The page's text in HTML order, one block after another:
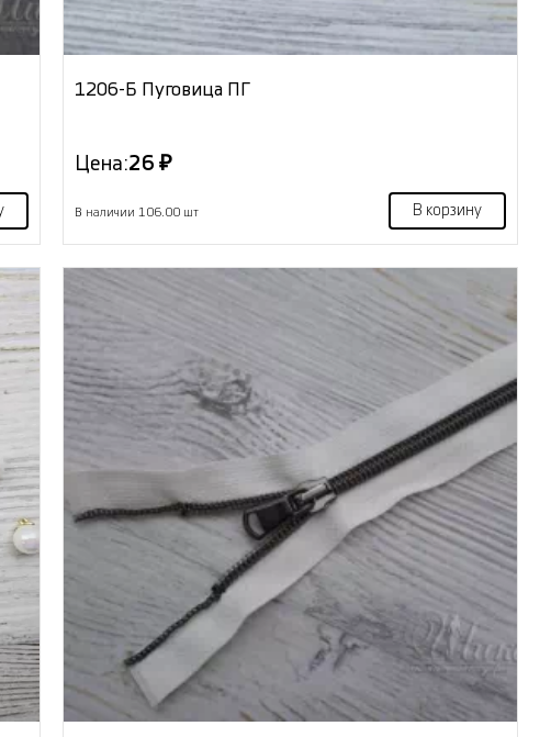
1206-Б Пуговица ПГ
Цена:26 ₽
В наличии 106.00 шт В корзину